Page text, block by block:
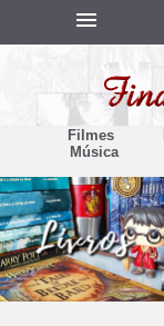
Filmes
Música